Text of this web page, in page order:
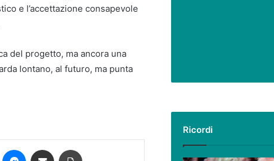
e l’accettazione consapevole
del progetto, ma ancora una
lontano, al futuro, ma punta
Pocket Messenger
Condividi via mail
Ricordi